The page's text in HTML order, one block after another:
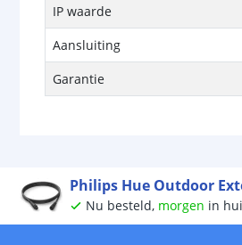
IP waarde
Aansluiting
Garantie
Philips Hue Outdoor
Nu besteld, morgen in